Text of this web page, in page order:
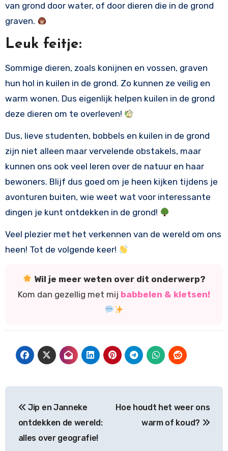
van grond door water, of door dieren die in de grond
graven.
Leuk feitje:
Sommige dieren, zoals konijnen en vossen, graven
hun hol in kuilen in de grond. Zo kunnen ze veilig en
warm wonen. Dus eigenlijk helpen kuilen in de grond
deze dieren om te overleven!
Dus, lieve studenten, bobbels en kuilen in de grond
zijn niet alleen maar vervelende obstakels, maar
kunnen ons ook veel leren over de natuur en haar
bewoners. Blijf dus goed om je heen kijken tijdens je
avonturen buiten, wie weet wat voor interessante
dingen je kunt ontdekken in de grond!
Veel plezier met het verkennen van de wereld om ons
heen! Tot de volgende keer!
Wil je meer weten over dit onderwerp?
Kom dan gezellig met mij babbelen & kletsen!
navigatie
Jip en Janneke
ontdekken de wereld:
alles over geografie!
Hoe houdt het weer ons
warm of koud?